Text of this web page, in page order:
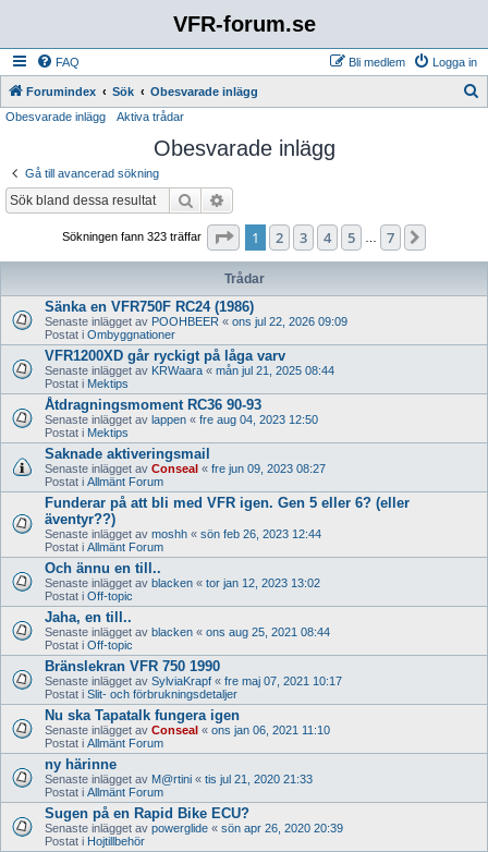
VFR-forum.se
FAQ Logga in
Bli medlem
Forumindex Sök Obesvarade inlägg
Obesvarade inlägg Aktiva trådar
Obesvarade inlägg
Gå till avancerad sökning
Sök
Sökningen fann 323 träffar Sida av 7
1 2 3 4 5 7
Trådar
Sänka en VFR750F RC24 (1986)
Senaste inlägget av POOHBEER « ons jul 22, 2026 09:09
Postat i Ombyggnationer
VFR1200XD går ryckigt på låga varv
Senaste inlägget av KRWaara « mån jul 21, 2025 08:44
Postat i Mektips
Åtdragningsmoment RC36 90-93
Senaste inlägget av lappen « fre aug 04, 2023 12:50
Postat i Mektips
Saknade aktiveringsmail
Senaste inlägget av Conseal « fre jun 09, 2023 08:27
Postat i Allmänt Forum
Funderar på att bli med VFR igen. Gen 5 eller 6? (eller
äventyr??)
Senaste inlägget av moshh « sön feb 26, 2023 12:44
Postat i Allmänt Forum
Och ännu en till..
Senaste inlägget av blacken « tor jan 12, 2023 13:02
Postat i Off-topic
Jaha, en till..
Senaste inlägget av blacken « ons aug 25, 2021 08:44
Postat i Off-topic
Bränslekran VFR 750 1990
Senaste inlägget av SylviaKrapf « fre maj 07, 2021 10:17
Postat i Slit- och förbrukningsdetaljer
Nu ska Tapatalk fungera igen
Senaste inlägget av Conseal « ons jan 06, 2021 11:10
Postat i Allmänt Forum
ny härinne
Senaste inlägget av M@rtini « tis jul 21, 2020 21:33
Postat i Allmänt Forum
Sugen på en Rapid Bike ECU?
Senaste inlägget av powerglide « sön apr 26, 2020 20:39
Postat i Hojtillbehör